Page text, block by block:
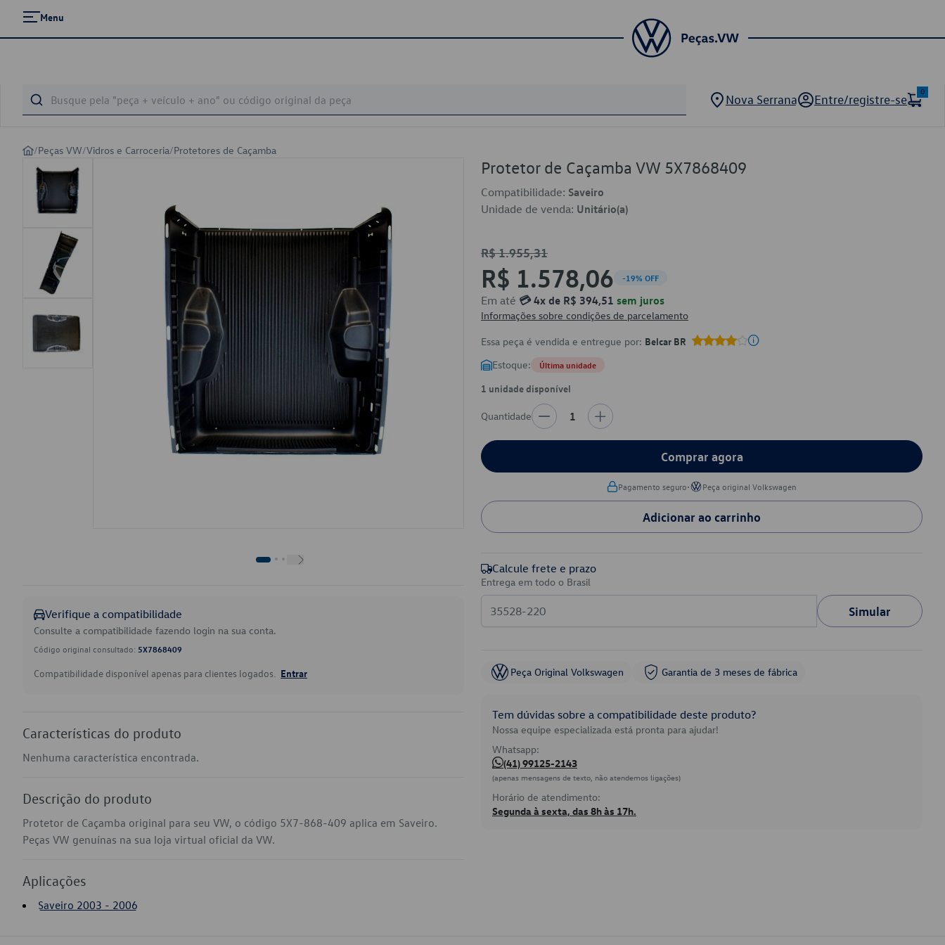
Menu
Nova Serrana Entre/registre-se
0
/Peças VW/Vidros e Carroceria/Protetores de Caçamba
Verifique a compatibilidade
Consulte a compatibilidade fazendo login na sua conta.
Código original consultado: 5X7868409
Compatibilidade disponível apenas para clientes logados. Entrar
Características do produto
Nenhuma característica encontrada.
Descrição do produto
Protetor de Caçamba original para seu VW, o código 5X7-868-409 aplica em Saveiro.
Peças VW genuínas na sua loja virtual oficial da VW.
Aplicações
Saveiro 2003 - 2006
Protetor de Caçamba VW 5X7868409
Compatibilidade: Saveiro
Unidade de venda: Unitário(a)
R$ 1.955,31
R$ 1.578,06 -19% OFF
Em até 💳 4x de R$ 394,51 sem juros
Informações sobre condições de parcelamento
Essa peça é vendida e entregue por: Belcar BR
Estoque: Última unidade
1 unidade disponível
Quantidade 1
Comprar agora
Pagamento seguro• Peça original Volkswagen
Adicionar ao carrinho
Calcule frete e prazo
Entrega em todo o Brasil
Simular
Peça Original Volkswagen Garantia de 3 meses de fábrica
Tem dúvidas sobre a compatibilidade deste produto?
Nossa equipe especializada está pronta para ajudar!
Whatsapp:
(41) 99125-2143
(apenas mensagens de texto, não atendemos ligações)
Horário de atendimento:
Segunda à sexta, das 8h às 17h.